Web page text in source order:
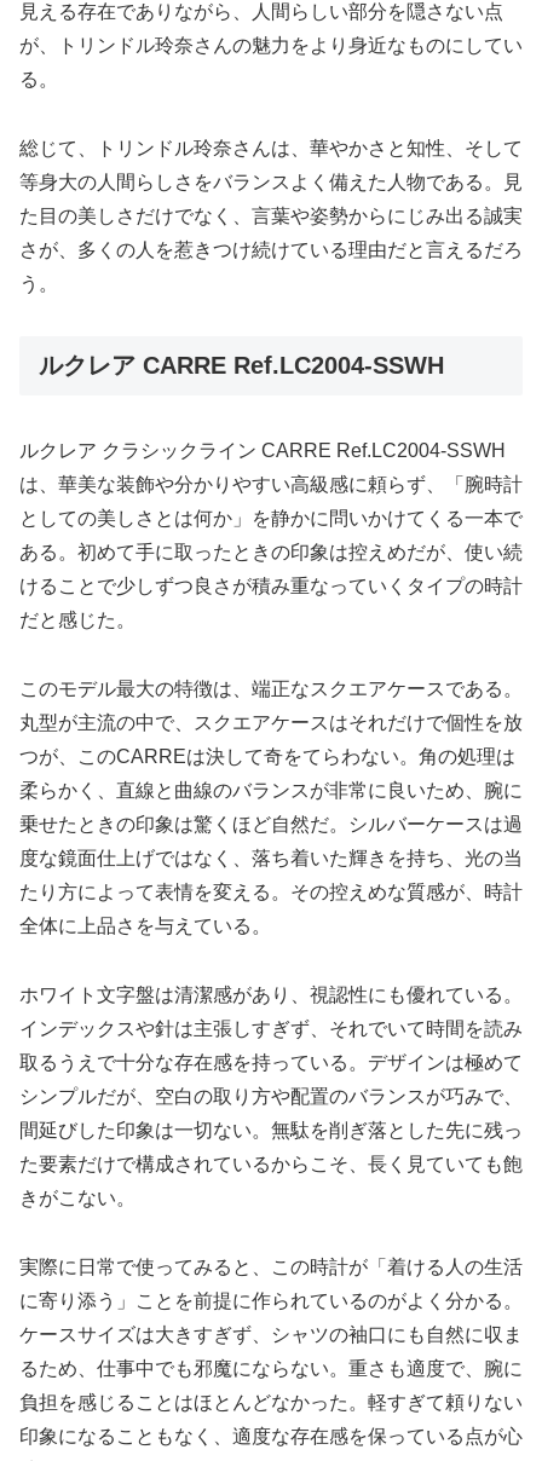
見える存在でありながら、人間らしい部分を隠さない点
が、トリンドル玲奈さんの魅力をより身近なものにしてい
る。
総じて、トリンドル玲奈さんは、華やかさと知性、そして
等身大の人間らしさをバランスよく備えた人物である。見
た目の美しさだけでなく、言葉や姿勢からにじみ出る誠実
さが、多くの人を惹きつけ続けている理由だと言えるだろ
う。
ルクレア CARRE Ref.LC2004-SSWH
ルクレア クラシックライン CARRE Ref.LC2004-SSWH
は、華美な装飾や分かりやすい高級感に頼らず、「腕時計
としての美しさとは何か」を静かに問いかけてくる一本で
ある。初めて手に取ったときの印象は控えめだが、使い続
けることで少しずつ良さが積み重なっていくタイプの時計
だと感じた。
このモデル最大の特徴は、端正なスクエアケースである。
丸型が主流の中で、スクエアケースはそれだけで個性を放
つが、このCARREは決して奇をてらわない。角の処理は
柔らかく、直線と曲線のバランスが非常に良いため、腕に
乗せたときの印象は驚くほど自然だ。シルバーケースは過
度な鏡面仕上げではなく、落ち着いた輝きを持ち、光の当
たり方によって表情を変える。その控えめな質感が、時計
全体に上品さを与えている。
ホワイト文字盤は清潔感があり、視認性にも優れている。
インデックスや針は主張しすぎず、それでいて時間を読み
取るうえで十分な存在感を持っている。デザインは極めて
シンプルだが、空白の取り方や配置のバランスが巧みで、
間延びした印象は一切ない。無駄を削ぎ落とした先に残っ
た要素だけで構成されているからこそ、長く見ていても飽
きがこない。
実際に日常で使ってみると、この時計が「着ける人の生活
に寄り添う」ことを前提に作られているのがよく分かる。
ケースサイズは大きすぎず、シャツの袖口にも自然に収ま
るため、仕事中でも邪魔にならない。重さも適度で、腕に
負担を感じることはほとんどなかった。軽すぎて頼りない
印象になることもなく、適度な存在感を保っている点が心